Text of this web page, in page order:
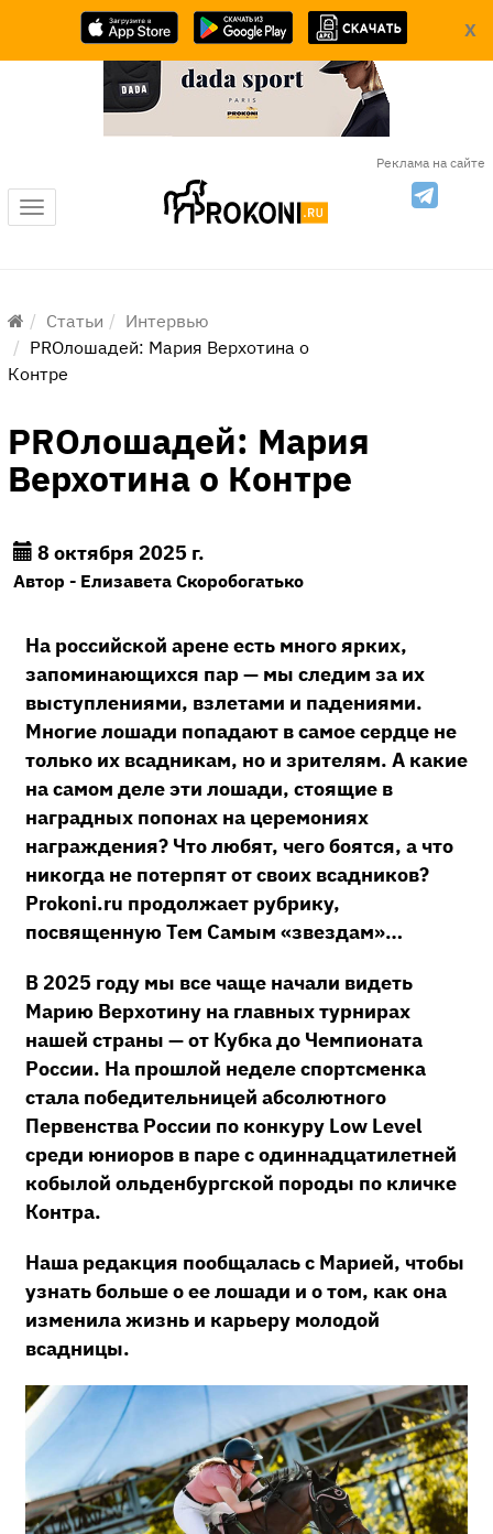
X
Реклама на сайте
Меню
Статьи
Интервью
​PROлошадей: Мария Верхотина о
Контре
​PROлошадей: Мария
Верхотина о Контре
8 октября 2025 г.
Автор - Елизавета Скоробогатько
На российской арене есть много ярких,
запоминающихся пар — мы следим за их
выступлениями, взлетами и падениями.
Многие лошади попадают в самое сердце не
только их всадникам, но и зрителям. А какие
на самом деле эти лошади, стоящие в
наградных попонах на церемониях
награждения? Что любят, чего боятся, а что
никогда не потерпят от своих всадников?
Prokoni.ru продолжает рубрику,
посвященную Тем Самым «звездам»…
В 2025 году мы все чаще начали видеть
Марию Верхотину на главных турнирах
нашей страны — от Кубка до Чемпионата
России. На прошлой неделе спортсменка
стала победительницей абсолютного
Первенства России по конкуру Low Level
среди юниоров в паре с одиннадцатилетней
кобылой ольденбургской породы по кличке
Контра.
Наша редакция пообщалась с Марией, чтобы
узнать больше о ее лошади и о том, как она
изменила жизнь и карьеру молодой
всадницы.